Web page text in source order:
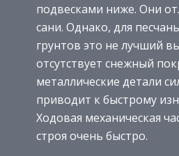
подвесками ниже. Они
сани. Однако, для
грунтов это не лучший
отсутствует снежный
металлические детали
приводит к быстрому
Ходовая механическая
строя очень быстро.